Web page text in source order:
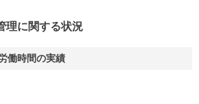
理に関する状況
働時間の実績